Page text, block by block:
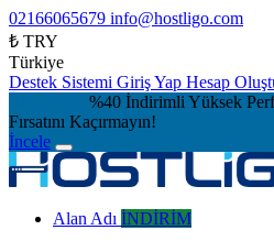
02166065679 info@hostligo.com
₺ TRY
Türkiye
Destek Sistemi Giriş Yap Hesap
%40 İndirimli Yüksek
Fırsatını Kaçırmayın!
İncele
Alan Adı İNDİRİM